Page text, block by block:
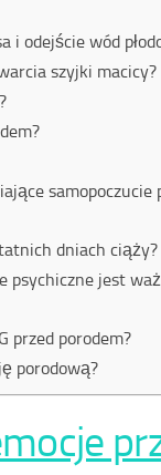
i odejście wód
szyjki macicy?
samopoczucie
dniach ciąży?
psychiczne jest
przed porodem?
porodową?